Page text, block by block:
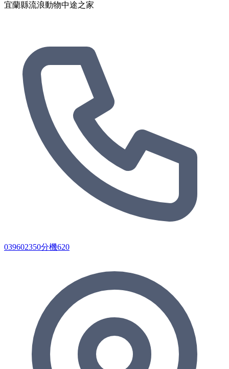
宜蘭縣流浪動物中途之家
039602350分機620